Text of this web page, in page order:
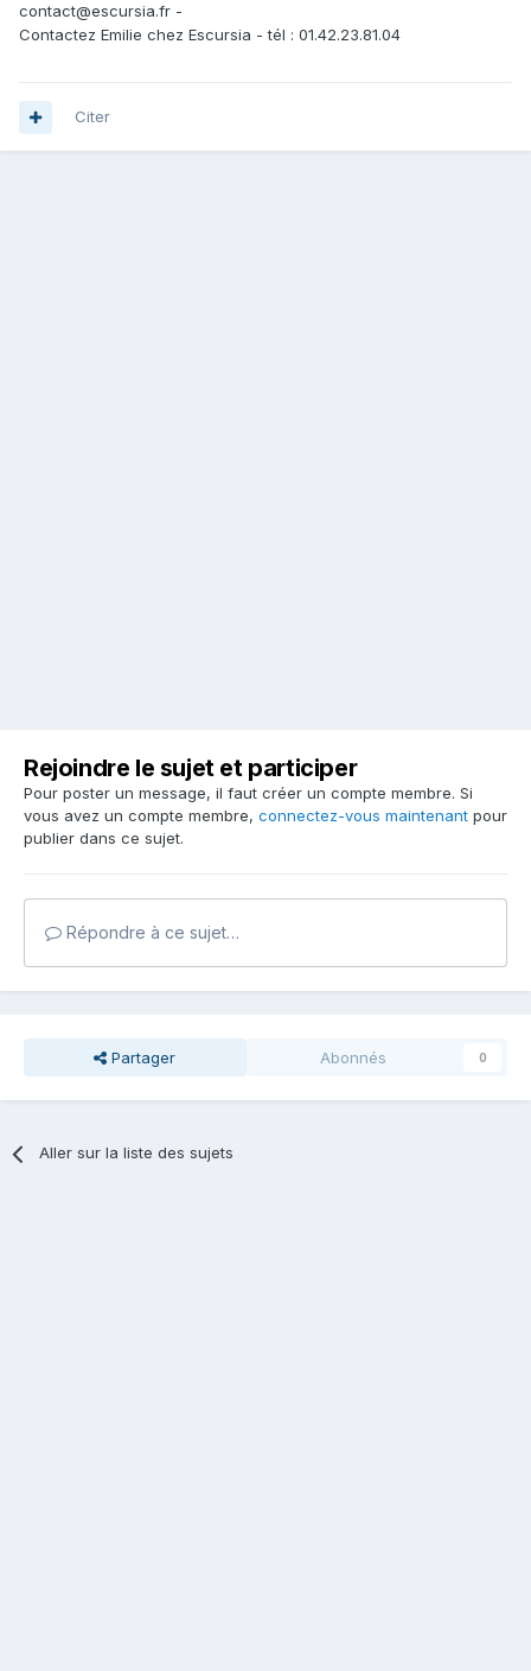
contact@escursia.fr -
Contactez Emilie chez Escursia - tél : 01.42.23.81.04
Citer
Rejoindre le sujet et participer
Pour poster un message, il faut créer un compte membre. Si
vous avez un compte membre, connectez-vous maintenant pour
publier dans ce sujet.
Répondre à ce sujet…
Partager Abonnés 0
Aller sur la liste des sujets